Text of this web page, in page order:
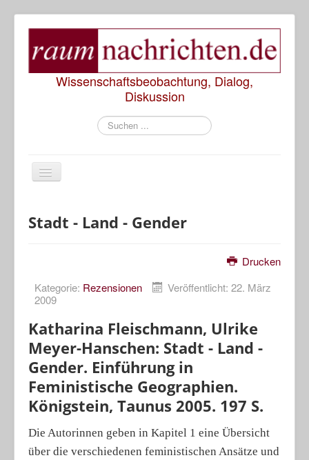
Wissenschaftsbeobachtung, Dialog,
Diskussion
Diskussionen
Porträts
Geographische Revue
Stadt - Land - Gender
Drucken
Kategorie: Rezensionen
Veröffentlicht: 22. März
2009
Katharina Fleischmann, Ulrike
Meyer-Hanschen: Stadt - Land -
Gender. Einführung in
Feministische Geographien.
Königstein, Taunus 2005. 197 S.
Die Autorinnen geben in Kapitel 1 eine Übersicht
über die verschiedenen feministischen Ansätze und